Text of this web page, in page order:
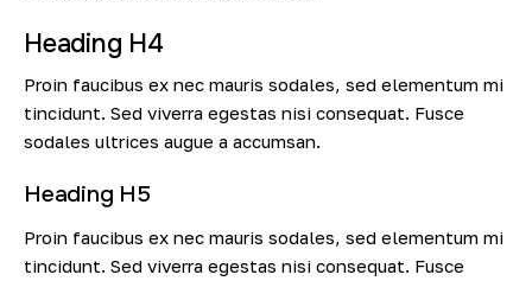
Heading H4
Proin faucibus ex nec mauris sodales, sed elementum mi
tincidunt. Sed viverra egestas nisi consequat. Fusce
sodales ultrices augue a accumsan.
Heading H5
Proin faucibus ex nec mauris sodales, sed elementum mi
tincidunt. Sed viverra egestas nisi consequat. Fusce